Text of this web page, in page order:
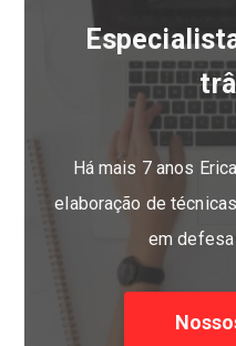
Há mais 7 anos
elaboração de
em